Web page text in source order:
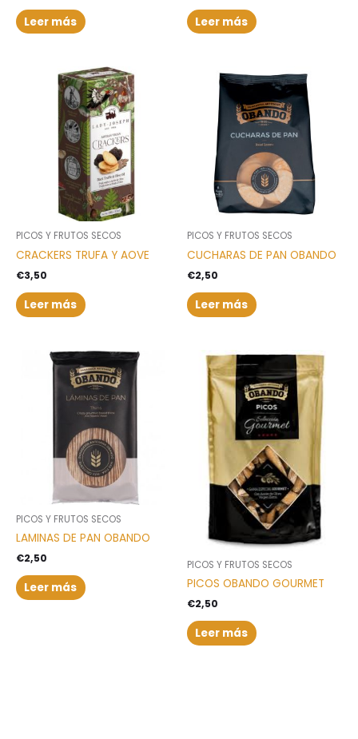
Leer más Leer más
PICOS Y FRUTOS SECOS
CRACKERS TRUFA Y AOVE
€3,50
Leer más
PICOS Y FRUTOS SECOS
CUCHARAS DE PAN OBANDO
€2,50
Leer más
PICOS Y FRUTOS SECOS
LAMINAS DE PAN OBANDO
€2,50
Leer más
PICOS Y FRUTOS SECOS
PICOS OBANDO GOURMET
€2,50
Leer más